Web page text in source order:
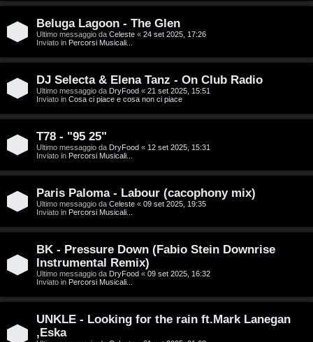
a
A
r
g
o
m
e
n
t
i
a
t
t
Beluga Lagoon - The Glen
Ultimo messaggio da Celeste « 24 set 2025, 17:26
Inviato in Percorsi Musicali...
DJ Selecta & Elena Tanz - On Club Radio
Ultimo messaggio da DryFood « 21 set 2025, 15:51
Inviato in Cosa ci piace e cosa non ci piace
T78 - "95 25"
Ultimo messaggio da DryFood « 12 set 2025, 15:31
Inviato in Percorsi Musicali...
Paris Paloma - Labour (cacophony mix)
Ultimo messaggio da Celeste « 09 set 2025, 19:35
Inviato in Percorsi Musicali...
BK - Pressure Down (Fabio Stein Downrise
Instrumental Remix)
Ultimo messaggio da DryFood « 09 set 2025, 16:32
Inviato in Percorsi Musicali...
UNKLE - Looking for the rain ft.Mark Lanegan
,Eska
i
n
o
i
n
T
o
u
r
u
s